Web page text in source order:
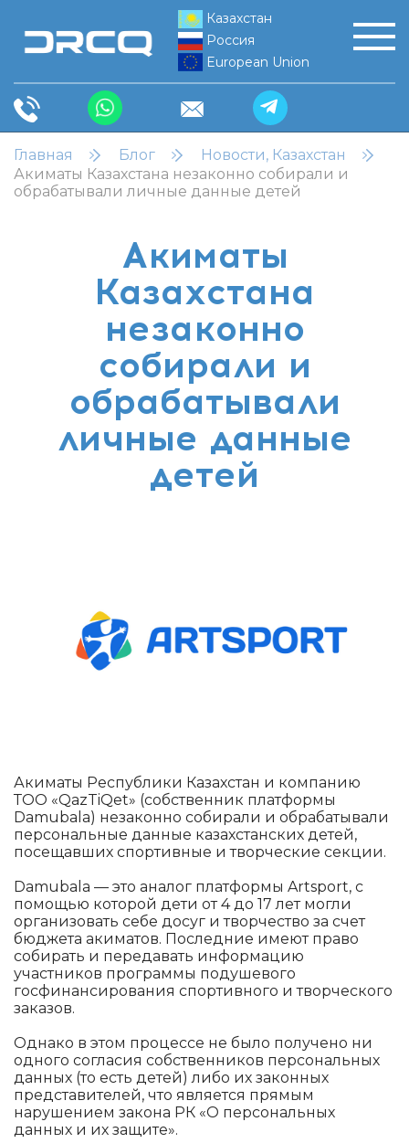
Казахстан
Россия
European Union
Главная Блог
Новости, Казахстан
Акиматы Казахстана незаконно собирали и
обрабатывали личные данные детей
Акиматы
Казахстана
незаконно
собирали и
обрабатывали
личные данные
детей
Акиматы Республики Казахстан и компанию
ТОО «QazTiQet» (собственник платформы
Damubala) незаконно собирали и обрабатывали
персональные данные казахстанских детей,
посещавших спортивные и творческие секции.
Damubala — это аналог платформы Artsport, с
помощью которой дети от 4 до 17 лет могли
организовать себе досуг и творчество за счет
бюджета акиматов. Последние имеют право
собирать и передавать информацию
участников программы подушевого
госфинансирования спортивного и творческого
заказов.
Однако в этом процессе не было получено ни
одного согласия собственников персональных
данных (то есть детей) либо их законных
представителей, что является прямым
нарушением закона РК «О персональных
данных и их защите».